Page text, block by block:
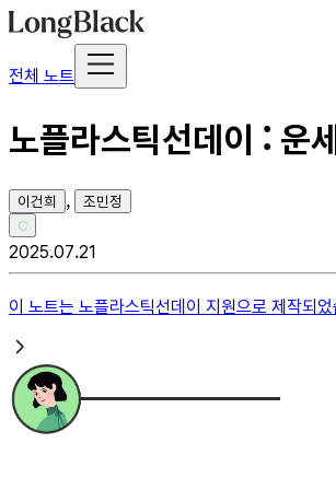
전체 노트
노플라스틱선데이 : 운
이건희 ,
조민정
C
2025.07.21
이 노트는 노플라스틱선데이 지원으로 제작되